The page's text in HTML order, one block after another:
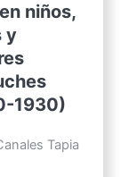
niños,
y
1930)
Tapia